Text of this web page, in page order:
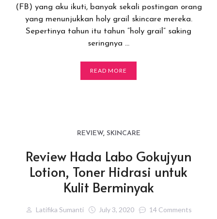
(FB) yang aku ikuti, banyak sekali postingan orang
yang menunjukkan holy grail skincare mereka.
Sepertinya tahun itu tahun “holy grail” saking
seringnya …
READ MORE
REVIEW, SKINCARE
Review Hada Labo Gokujyun
Lotion, Toner Hidrasi untuk
Kulit Berminyak
Latifika Sumanti July 3, 2020 14 Comments